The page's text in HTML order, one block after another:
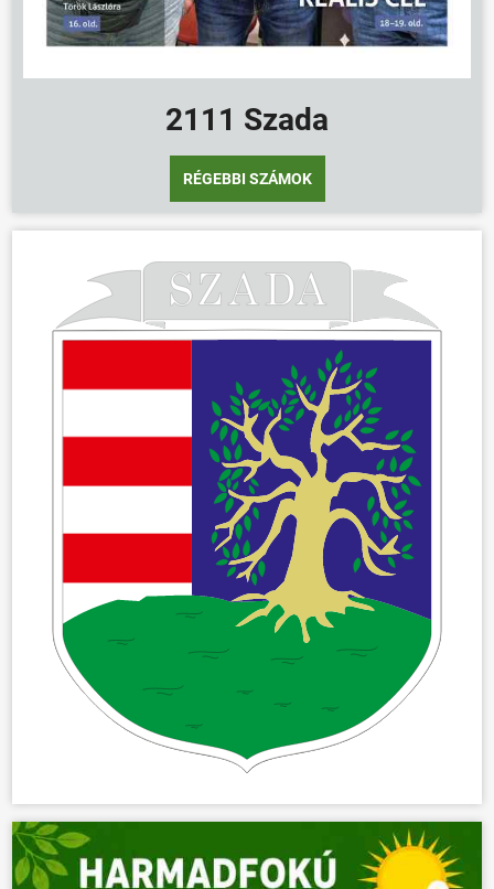
ÖNKORMÁNYZAT
ÜGYINTÉZÉS
KÖZÖSSÉG
HÍREK
VÁLASZTÁSOK
2111 Szada
RÉGEBBI SZÁMOK